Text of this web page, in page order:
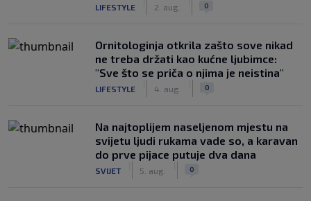
LIFESTYLE 2. aug. 0
Ornitologinja otkrila zašto sove nikad
ne treba držati kao kućne ljubimce:
"Sve što se priča o njima je neistina"
LIFESTYLE 4. aug. 0
Na najtoplijem naseljenom mjestu na
svijetu ljudi rukama vade so, a karavan
do prve pijace putuje dva dana
SVIJET 5. aug. 0